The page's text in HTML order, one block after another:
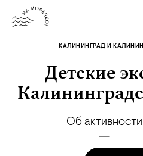
КАЛИНИНГРАД И
Детские
Об активности